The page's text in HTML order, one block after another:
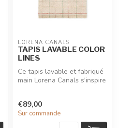
LORENA CANALS
TAPIS LAVABLE COLOR
LINES
Ce tapis lavable et fabriqué
main Lorena Canals s'inspire
€89,00
Sur commande